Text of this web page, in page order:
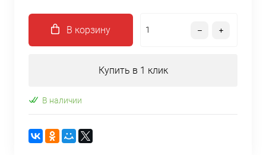
В корзину
Купить в 1 клик
В наличии